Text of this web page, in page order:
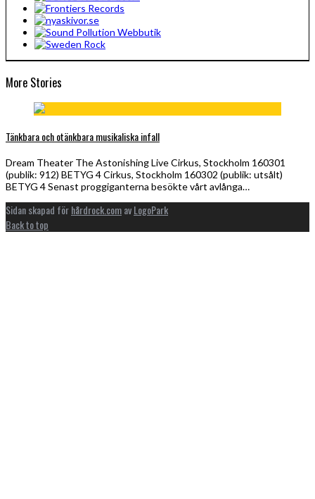
More Stories
Tänkbara och otänkbara musikaliska infall
Dream Theater The Astonishing Live Cirkus, Stockholm 160301
(publik: 912) BETYG 4 Cirkus, Stockholm 160302 (publik: utsålt)
BETYG 4 Senast proggiganterna besökte vårt avlånga…
Sidan skapad förhårdrock.comavLogoPark
Back to top